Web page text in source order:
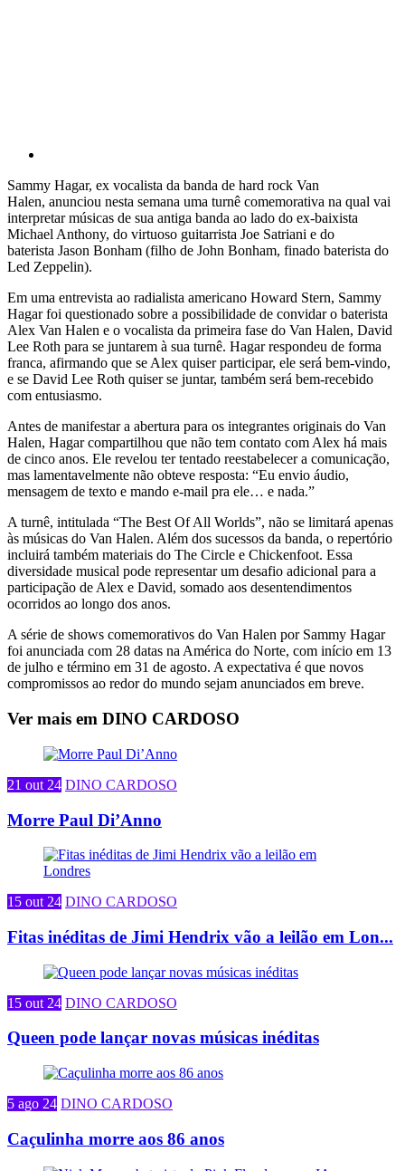
Sammy Hagar, ex vocalista da banda de hard rock Van
Halen, anunciou nesta semana uma turnê comemorativa na qual vai
interpretar músicas de sua antiga banda ao lado do ex-baixista
Michael Anthony, do virtuoso guitarrista Joe Satriani e do
baterista Jason Bonham (filho de John Bonham, finado baterista do
Led Zeppelin).
Em uma entrevista ao radialista americano Howard Stern, Sammy
Hagar foi questionado sobre a possibilidade de convidar o baterista
Alex Van Halen e o vocalista da primeira fase do Van Halen, David
Lee Roth para se juntarem à sua turnê. Hagar respondeu de forma
franca, afirmando que se Alex quiser participar, ele será bem-vindo,
e se David Lee Roth quiser se juntar, também será bem-recebido
com entusiasmo.
Antes de manifestar a abertura para os integrantes originais do Van
Halen, Hagar compartilhou que não tem contato com Alex há mais
de cinco anos. Ele revelou ter tentado reestabelecer a comunicação,
mas lamentavelmente não obteve resposta: “Eu envio áudio,
mensagem de texto e mando e-mail pra ele… e nada.”
A turnê, intitulada “The Best Of All Worlds”, não se limitará apenas
às músicas do Van Halen. Além dos sucessos da banda, o repertório
incluirá também materiais do The Circle e Chickenfoot. Essa
diversidade musical pode representar um desafio adicional para a
participação de Alex e David, somado aos desentendimentos
ocorridos ao longo dos anos.
A série de shows comemorativos do Van Halen por Sammy Hagar
foi anunciada com 28 datas na América do Norte, com início em 13
de julho e término em 31 de agosto. A expectativa é que novos
compromissos ao redor do mundo sejam anunciados em breve.
Ver mais em DINO CARDOSO
21 out 24 DINO CARDOSO
Morre Paul Di’Anno
15 out 24 DINO CARDOSO
Fitas inéditas de Jimi Hendrix vão a leilão em Lon...
15 out 24 DINO CARDOSO
Queen pode lançar novas músicas inéditas
5 ago 24 DINO CARDOSO
Caçulinha morre aos 86 anos